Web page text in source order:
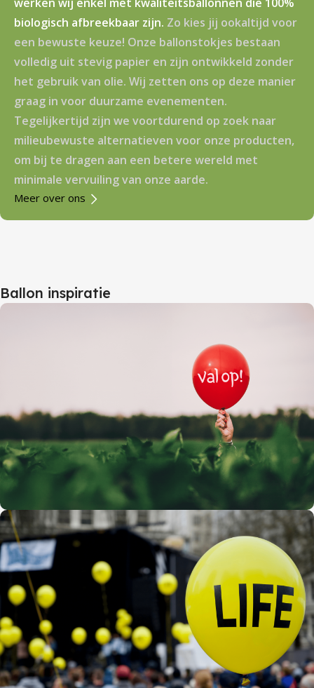
biologisch afbreekbaar zijn. Zo kies jij ookaltijd voor
een bewuste keuze! Onze ballonstokjes bestaan
volledig uit stevig papier en zijn ontwikkeld zonder
het gebruik van olie. Wij zetten ons op deze manier
graag in voor duurzame evenementen.
Tegelijkertijd zijn we voortdurend op zoek naar
milieubewuste alternatieven voor onze producten,
om bij te dragen aan een betere wereld met
minimale vervuiling van onze aarde.
Meer over ons
Ballon inspiratie